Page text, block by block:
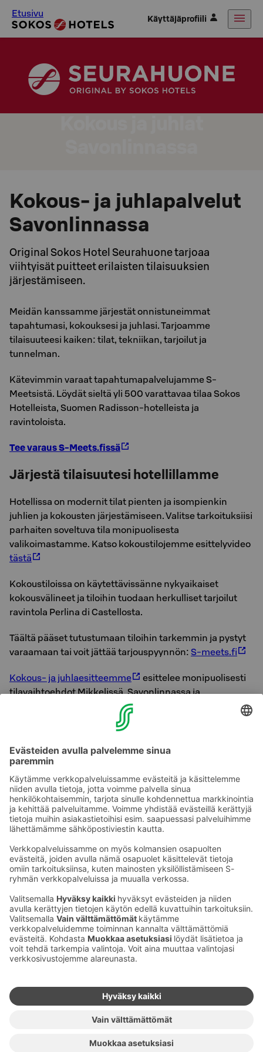
Etusivu Käyttäjäprofiili
Kokous- ja juhlapalvelut
Savonlinnassa
Original Sokos Hotel Seurahuone tarjoaa
viihtyisät puitteet erilaisten tilaisuuksien
järjestämiseen.
Meidän kanssamme järjestät onnistuneimmat
tapahtumasi, kokouksesi ja juhlasi. Tarjoamme
tilaisuuteesi kaiken: tilat, tekniikan, tarjoilut ja
tunnelman.
Kätevimmin varaat tapahtumapalvelujamme S-
Meetsistä. Löydät sieltä yli 500 varattavaa tilaa Sokos
Hotelleista, Suomen Radisson-hotelleista ja
ravintoloista.
Tee varaus S-Meets.fissä
Järjestä tilaisuutesi hotellillamme
Hotellissa on modernit tilat pienten ja isompienkin
juhlien ja kokousten järjestämiseen. Valitse tarkoituksiisi
parhaiten soveltuva tila monipuolisesta
valikoimastamme. Katso kokoustilojemme esittelyvideo
tästä
Kokoustiloissa on käytettävissänne nykyaikaiset
kokousvälineet ja tiloihin tuodaan herkulliset tarjoilut
ravintola Perlina di Castellosta.
Täältä pääset tutustumaan tiloihin tarkemmin ja pystyt
varaamaan tai voit jättää tarjouspyynnön: S-meets.fi
Kokous- ja juhlaesitteemme
esittelee monipuolisesti
tilavaihtoehdot Mikkelissä, Savonlinnassa ja
Pieksämäellä. Kannattaa tutustua!
Myyntipalvelumme on avoinne ma–pe klo 8–16.
Puh: +358 10 764 2000 (pvm/mpm), sales.suur-
savo@sok.fi
Ota yhteyttä
Hotellien yhteystiedot
Asiakaspalvelun yhteystiedot›
Palaute
Anna palautetta
Sokos Hotels uutiskirje
Tilaa uutiskirje
Saat Sokos Hotellien uusimmat
edut ja uutiset sähköpostiisi
kuukausittain.
Palkinnot ja sertifikaatit
Sokos Hotels somessa
Sokos Hotels
Facebookissa
Sokos Hotels
Sokos
Hotels
Sokos
Hotels